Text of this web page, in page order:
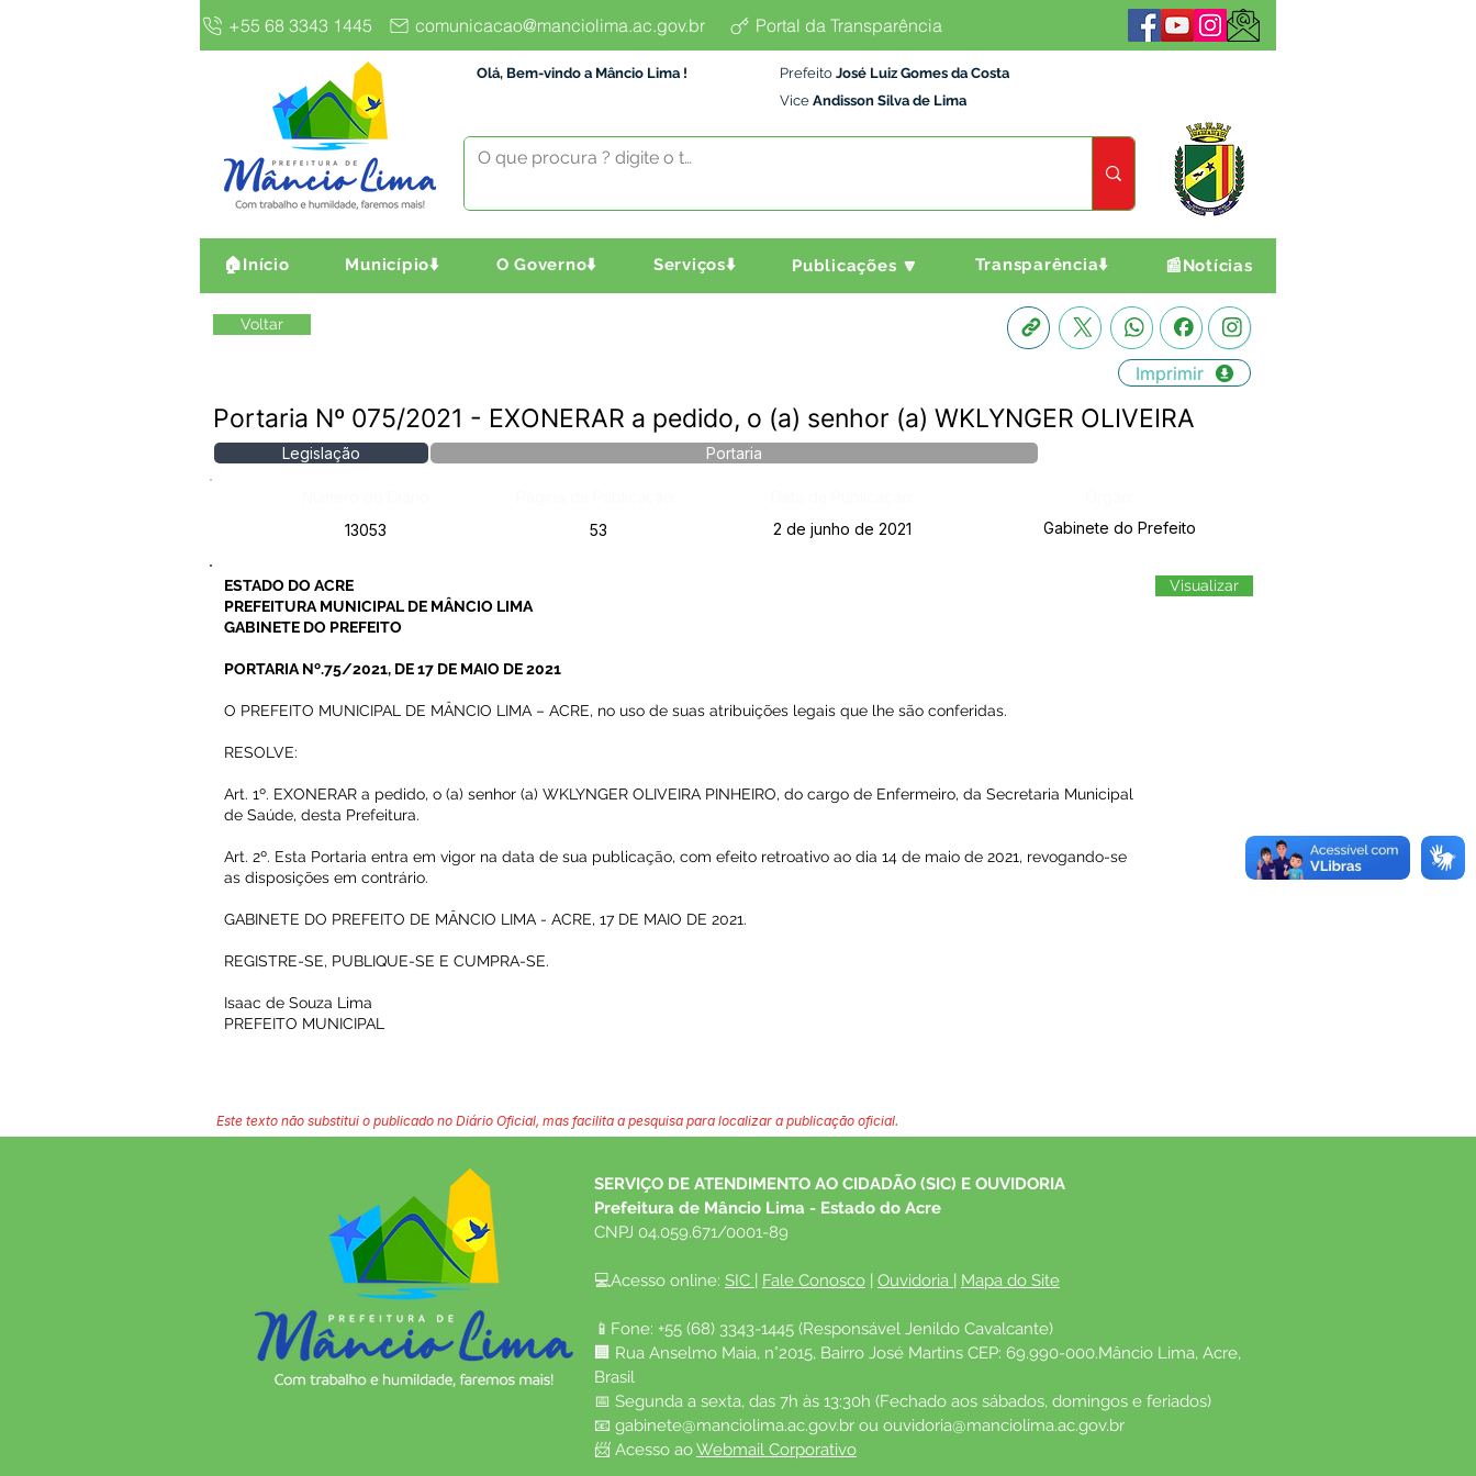
+55 68 3343 1445 comunicacao@manciolima.ac.gov.br Portal da Transparência
Olá, Bem-vindo a Mâncio Lima ! Prefeito José Luiz Gomes da Costa
Vice Andisson Silva de Lima
🏠Início Município⬇️ O Governo⬇️ Serviços⬇️ Publicações 🔽 Transparência⬇️ 📰Notícias
Voltar
Imprimir
Portaria Nº 075/2021 - EXONERAR a pedido, o (a) senhor (a) WKLYNGER OLIVEIRA
Legislação Portaria
13053
53 2 de junho de 2021 Gabinete do Prefeito
ESTADO DO ACRE
PREFEITURA MUNICIPAL DE MÂNCIO LIMA
GABINETE DO PREFEITO
PORTARIA Nº.75/2021, DE 17 DE MAIO DE 2021
O PREFEITO MUNICIPAL DE MÂNCIO LIMA – ACRE, no uso de suas atribuições legais que lhe são conferidas.
RESOLVE:
Art. 1º. EXONERAR a pedido, o (a) senhor (a) WKLYNGER OLIVEIRA PINHEIRO, do cargo de Enfermeiro, da Secretaria Municipal
de Saúde, desta Prefeitura.
Art. 2º. Esta Portaria entra em vigor na data de sua publicação, com efeito retroativo ao dia 14 de maio de 2021, revogando-se
as disposições em contrário.
GABINETE DO PREFEITO DE MÂNCIO LIMA - ACRE, 17 DE MAIO DE 2021.
REGISTRE-SE, PUBLIQUE-SE E CUMPRA-SE.
Isaac de Souza Lima
PREFEITO MUNICIPAL
Visualizar
Este texto não substitui o publicado no Diário Oficial, mas facilita a pesquisa para localizar a publicação oficial.
SERVIÇO DE ATENDIMENTO AO CIDADÃO (SIC) E OUVIDORIA
Prefeitura de Mâncio Lima - Estado do Acre
CNPJ 04.059.671/0001-89
💻Acesso online: SIC | Fale Conosco | Ouvidoria | Mapa do Site
📱Fone: +55 (68) 3343-1445 (Responsável Jenildo Cavalcante)
🏢 Rua Anselmo Maia, n°2015, Bairro José Martins CEP: 69.990-000.Mâncio Lima, Acre,
Brasil
📅 Segunda a sexta, das 7h às 13:30h (Fechado aos sábados, domingos e feriados)
📧 gabinete@manciolima.ac.gov.br ou ouvidoria@manciolima.ac.gov.br
📨 Acesso ao Webmail Corporativo